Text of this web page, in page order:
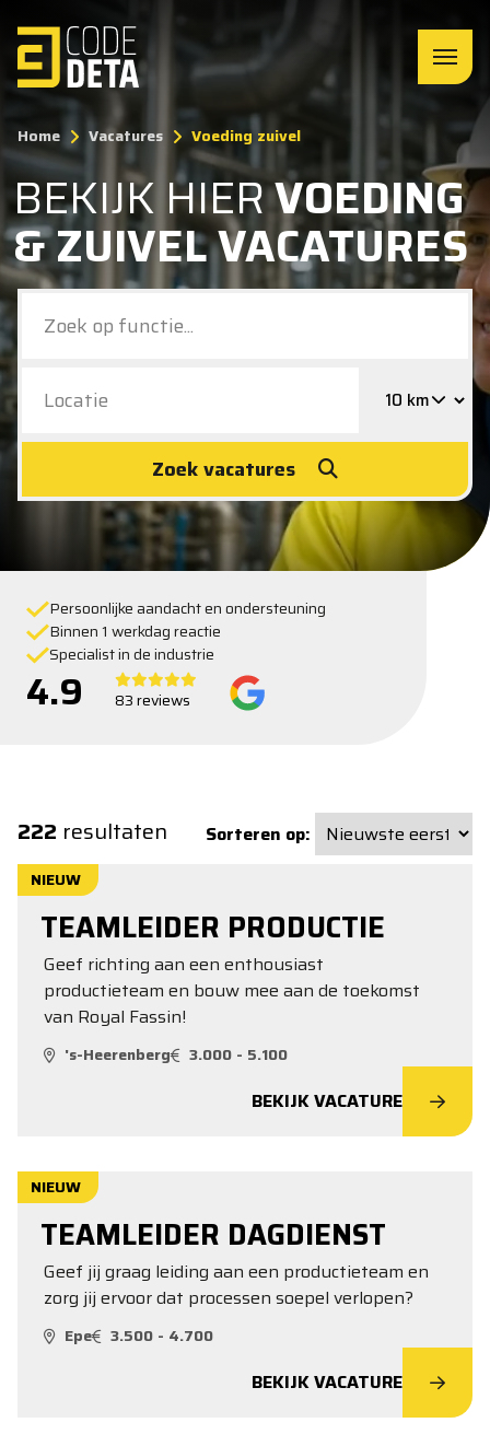
Home Vacatures Voeding zuivel
BEKIJK HIERVOEDING
& ZUIVEL VACATURES
Zoek vacatures
Persoonlijke aandacht en ondersteuning
Binnen 1 werkdag reactie
Specialist in de industrie
4.9 83 reviews
222 resultaten Sorteren op:
NIEUW
TEAMLEIDER PRODUCTIE
Geef richting aan een enthousiast
productieteam en bouw mee aan de toekomst
van Royal Fassin!
's-Heerenberg 3.000 - 5.100
BEKIJK VACATURE
NIEUW
TEAMLEIDER DAGDIENST
Geef jij graag leiding aan een productieteam en
zorg jij ervoor dat processen soepel verlopen?
Epe 3.500 - 4.700
BEKIJK VACATURE